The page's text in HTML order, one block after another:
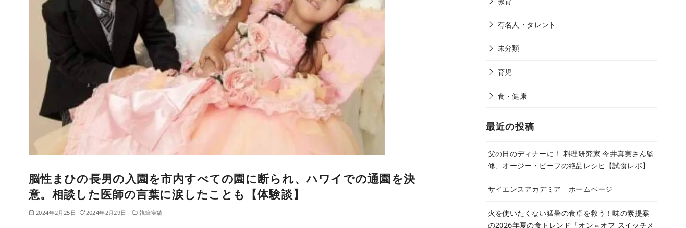
脳性まひの長男の入園を市内すべての園に断られ、ハワイでの通園を決
意。相談した医師の言葉に涙したことも【体験談】
2024年2月25日 2024年2月29日 執筆実績
有名人・タレント
未分類
育児
食・健康
最近の投稿
父の日のディナーに！ 料理研究家 今井真実さん監
修、オージー・ビーフの絶品レシピ【試食レポ】
サイエンスアカデミア ホームページ
火を使いたくない猛暑の食卓を救う！味の素提案
の2026年夏の食トレンド「オン⇔オフ スイッチメ